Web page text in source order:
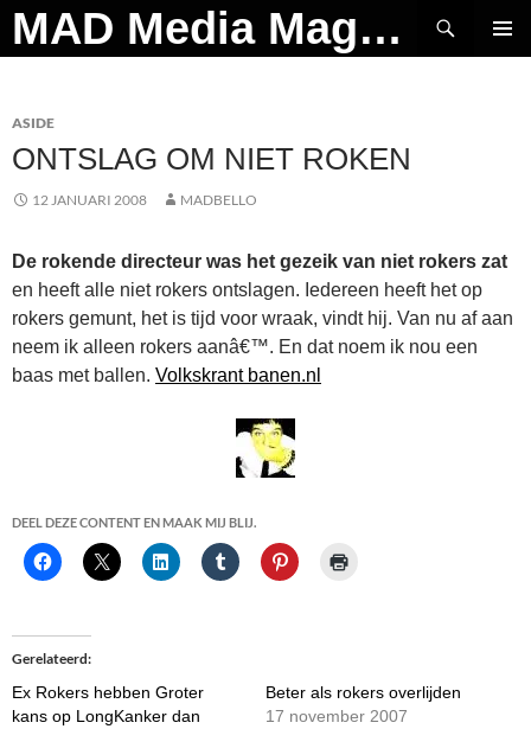
Ga
naar
MAD Media Magazine
Zoeken
ASIDE
ONTSLAG OM NIET ROKEN
12 JANUARI 2008 MADBELLO
De rokende directeur was het gezeik van niet rokers zat
en heeft alle niet rokers ontslagen. Iedereen heeft het op
rokers gemunt, het is tijd voor wraak, vindt hij. Van nu af aan
neem ik alleen rokers aanâ€™. En dat noem ik nou een
baas met ballen. Volkskrant banen.nl
DEEL DEZE CONTENT EN MAAK MIJ BLIJ.
Gerelateerd
Ex Rokers hebben Groter
kans op LongKanker dan
Beter als rokers overlijden
17 november 2007